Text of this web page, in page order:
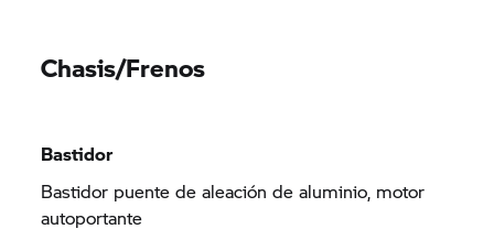
Chasis/Frenos
Bastidor
Bastidor puente de aleación de aluminio, motor
autoportante